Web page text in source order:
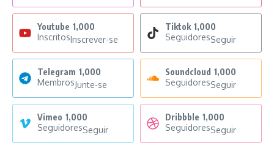
Youtube 1,000
InscritosInscrever-se
Tiktok 1,000
SeguidoresSeguir
Telegram 1,000
MembrosJunte-se
Soundcloud 1,000
SeguidoresSeguir
Vimeo 1,000
SeguidoresSeguir
Dribbble 1,000
SeguidoresSeguir